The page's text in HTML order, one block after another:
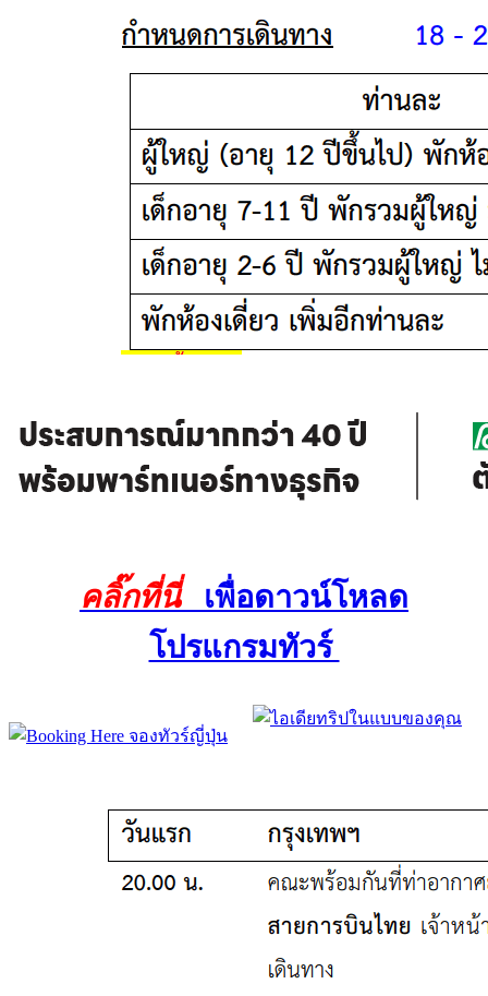
คลิ๊กที่นี่
เพื่อดาวน์โหลด
โปรแกรมทัวร์